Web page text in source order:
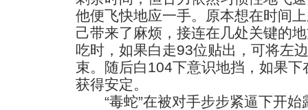
他便飞快地应一手。原本想在时间
己带来了麻烦，接连在几处关键的
吃时，如果白走93位贴出，可将左
束。随后白104下意识地挡，如果
获得安定。
“毒蛇”在被对手步步紧逼下开始